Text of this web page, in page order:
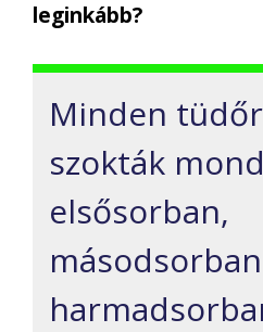
leginkább?
Minden
szokták
elsősorban,